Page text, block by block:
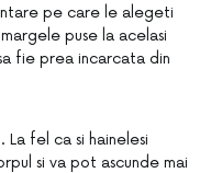
pe care le alegeti
puse la acelasi
fie prea incarcata din
La fel ca si hainelesi
si va pot ascunde mai